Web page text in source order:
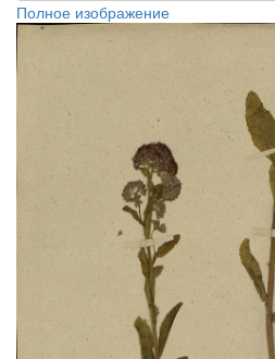
Полное изображение